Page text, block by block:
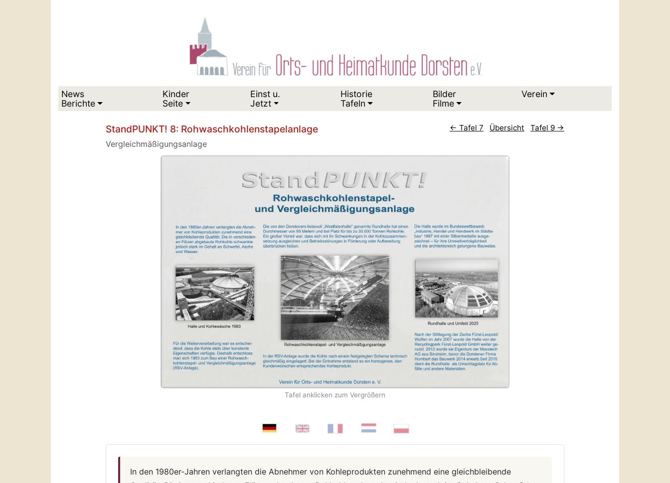
News
Berichte
Kinder
Seite
Einst u.
Jetzt
Historie
Tafeln
Bilder
Filme
Verein
StandPUNKT! 8: Rohwaschkohlenstapelanlage
Vergleichmäßigungsanlage
← Tafel 7 Übersicht Tafel 9 →
Tafel anklicken zum Vergrößern
In den 1980er-Jahren verlangten die Abnehmer von Kohleprodukten zunehmend eine gleichbleibende